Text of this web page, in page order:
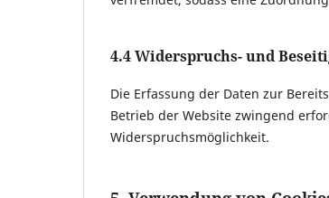
4.4 Widerspruchs- und
Die Erfassung der Daten zur
Betrieb der Website zwingend
Widerspruchsmöglichkeit.